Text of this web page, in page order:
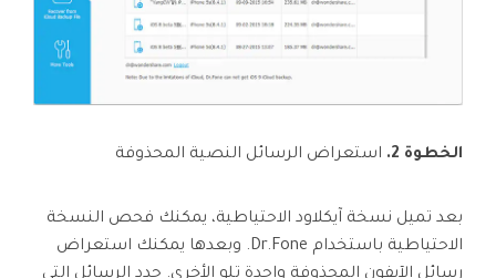
الخطوة 2. استعراض الرسائل النصية المحذوفة
بعد تميل نسخة آيكلاود الاحتياطية، يمكنك فحص النسخة
الاحتياطية باستخدام Dr.Fone. وبعدها يمكنك استعراض
رسائل الآيفون المحذوفة واحدة تلو الأخرى. حدد الرسائل التي